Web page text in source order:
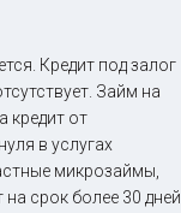
Кредит под залог
Займ на
кредит от
в услугах
микрозаймы,
срок более 30 дней